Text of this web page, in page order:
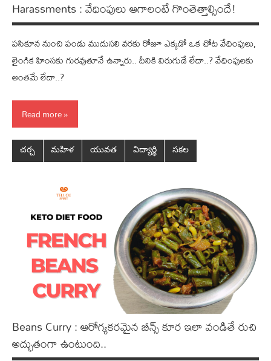
Harassments : వేధింపులు ఆగాలంటే గొంతెత్తాల్సిందే!
ప‌సికూన నుంచి పండు ముదుస‌లి వ‌ర‌కు రోజూ ఎక్క‌డో ఒక చోట వేధింపులు,
లైంగిక హింస‌కు గుర‌వుతూనే ఉన్నారు.. దీనికి విరుగుడే లేదా..? వేధింపులకు
అంతమే లేదా..?
Read more
చర్చ మహిళ యువత విద్యార్థి సకల
Beans Curry : ఆరోగ్య‌క‌ర‌మైన బీన్స్ కూర ఇలా వండితే రుచి
అద్భుతంగా ఉంటుంది..